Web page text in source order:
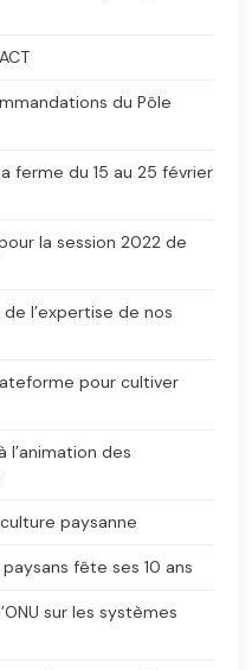
du Pôle
ferme du 15 au 25 février
la session 2022 de
l’expertise de nos
pour cultiver
des
paysanne
fête ses 10 ans
sur les systèmes